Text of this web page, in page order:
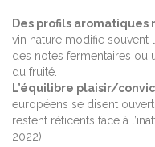
Des profils aromatiques
vin nature modifie souvent
des notes fermentaires ou
du fruité.
L’équilibre plaisir/
européens se disent
restent réticents face à
2022).